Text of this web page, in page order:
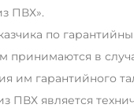
ПВХ».
по
принимаются в
им гарантийного
ПВХ является